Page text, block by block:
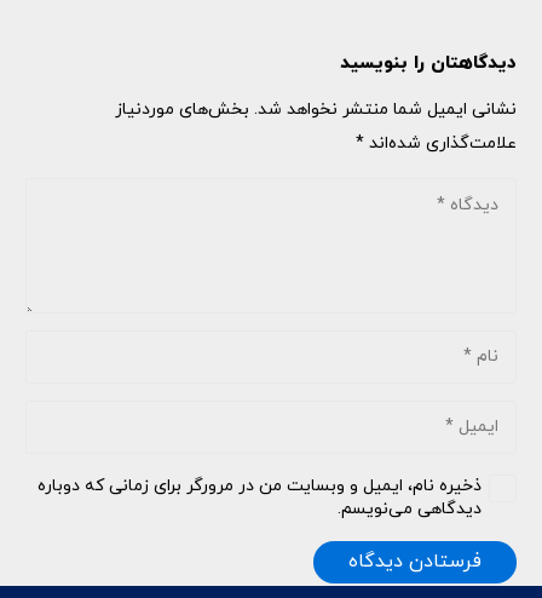
دیدگاهتان را بنویسید
نشانی ایمیل شما منتشر نخواهد شد. بخش‌های موردنیاز
علامت‌گذاری شده‌اند *
ذخیره نام، ایمیل و وبسایت من در مرورگر برای زمانی که دوباره
دیدگاهی می‌نویسم.
فرستادن دیدگاه